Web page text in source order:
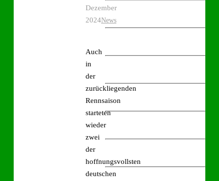
Dezember
2024News
Auch
in
der
zurückliegenden
Rennsaison
starteten
wieder
zwei
der
hoffnungsvollsten
deutschen